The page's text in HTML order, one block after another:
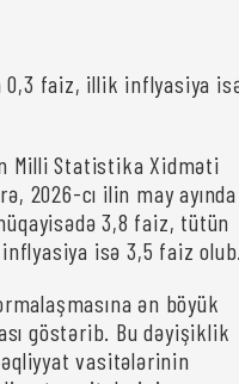
0,3 faiz, illik inflyasiya
Milli Statistika Xidməti
2026-cı ilin may ayında
3,8 faiz, tütün
isə 3,5 faiz
ən böyük
göstərib. Bu dəyişiklik
vasitələrinin